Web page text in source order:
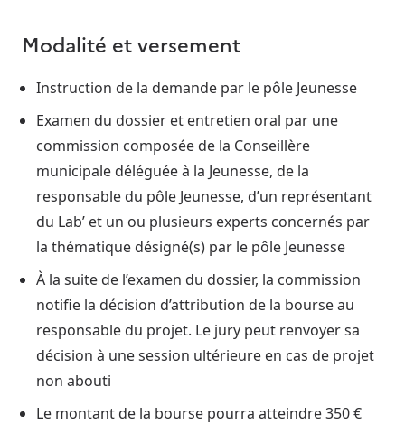
Modalité et versement
Instruction de la demande par le pôle Jeunesse
Examen du dossier et entretien oral par une
commission composée de la Conseillère
municipale déléguée à la Jeunesse, de la
responsable du pôle Jeunesse, d’un représentant
du Lab’ et un ou plusieurs experts concernés par
la thématique désigné(s) par le pôle Jeunesse
À la suite de l’examen du dossier, la commission
notifie la décision d’attribution de la bourse au
responsable du projet. Le jury peut renvoyer sa
décision à une session ultérieure en cas de projet
non abouti
Le montant de la bourse pourra atteindre 350 €